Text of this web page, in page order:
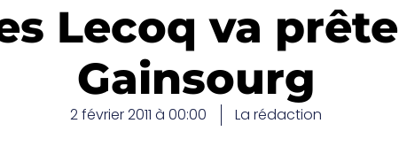
Lecoq va
Gainsourg
2 février 2011 à 00:00 La rédaction